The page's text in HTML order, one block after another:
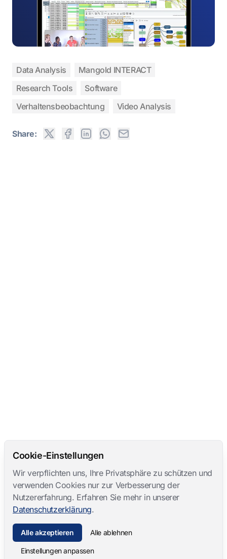
Data Analysis
Mangold INTERACT
Research Tools
Software
Verhaltensbeobachtung
Video Analysis
Share:
Cookie-Einstellungen
Wir verpflichten uns, Ihre Privatsphäre zu schützen und
verwenden Cookies nur zur Verbesserung der
Nutzererfahrung. Erfahren Sie mehr in unserer
Datenschutzerklärung.
Alle akzeptieren Alle ablehnen
Einstellungen anpassen